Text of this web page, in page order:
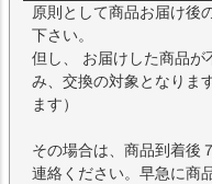
原則として商品お届け後
下さい。
但し、 お届けした商品が
み、交換の対象となりま
ます）
その場合は、商品到着後
連絡ください。早急に商